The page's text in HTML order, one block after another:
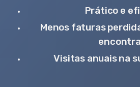
Prático e
Menos faturas
Visitas anuais na